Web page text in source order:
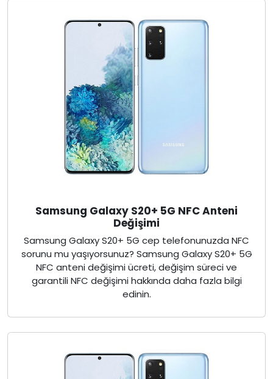
Samsung Galaxy S20+ 5G NFC Anteni
Değişimi
Samsung Galaxy S20+ 5G cep telefonunuzda NFC
sorunu mu yaşıyorsunuz? Samsung Galaxy S20+ 5G
NFC anteni değişimi ücreti, değişim süreci ve
garantili NFC değişimi hakkında daha fazla bilgi
edinin.